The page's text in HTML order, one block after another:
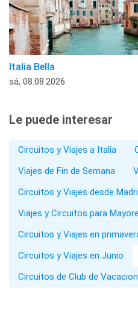
Italia Bella
sá, 08.08.2026
Le puede interesar
Circuitos y Viajes a Italia
Viajes de Fin de Semana
Circuitos y Viajes desde
Viajes y Circuitos para
Circuitos y Viajes en
Circuitos y Viajes en Junio
Circuitos de Club de